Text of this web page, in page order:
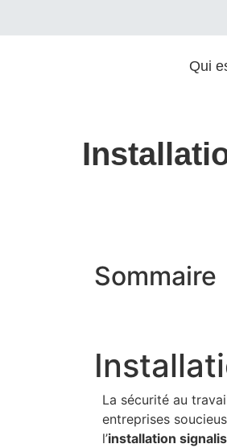
Qui
Sommaire
La sécurité au
entreprises
l’installation